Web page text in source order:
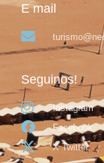
E mail
Seguinos!
Instagram
Facebook
X Twitter